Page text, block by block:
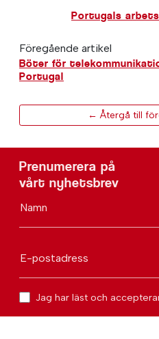
Portugals
Föregående artikel
Böter för
Portugal
← Återgå till
Prenumerera på
vårt nyhetsbrev
Namn
E-postadress
Jag har läst och